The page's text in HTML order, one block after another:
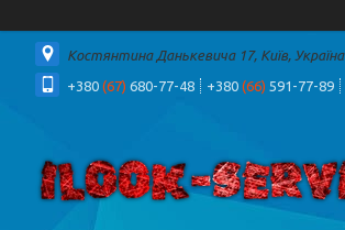
Костянтина Данькевича 17, Київ, Україна
+380 (67) 680-77-48 +380 (66) 591-77-89